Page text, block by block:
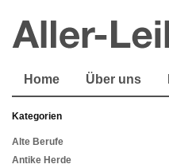
Home Über uns
Kategorien
Alte Berufe
Antike Herde